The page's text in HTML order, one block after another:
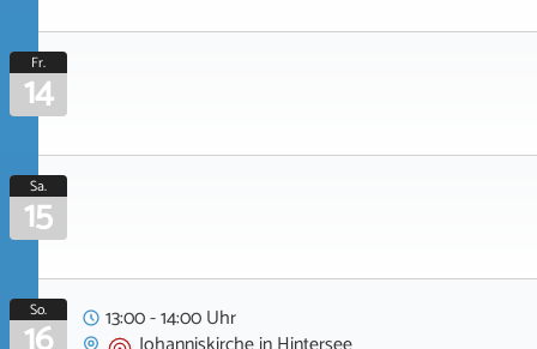
Fr.
14
Sa.
15
So.
13:00 - 14:00 Uhr